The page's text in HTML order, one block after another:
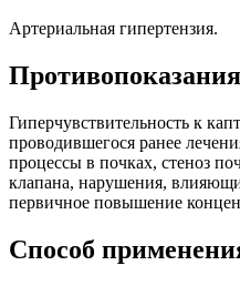
Артериальная гипертензия.
Противопоказания
Гиперчувствительность к
проводившегося ранее
процессы в почках, стеноз
клапана, нарушения,
первичное повышение
Способ